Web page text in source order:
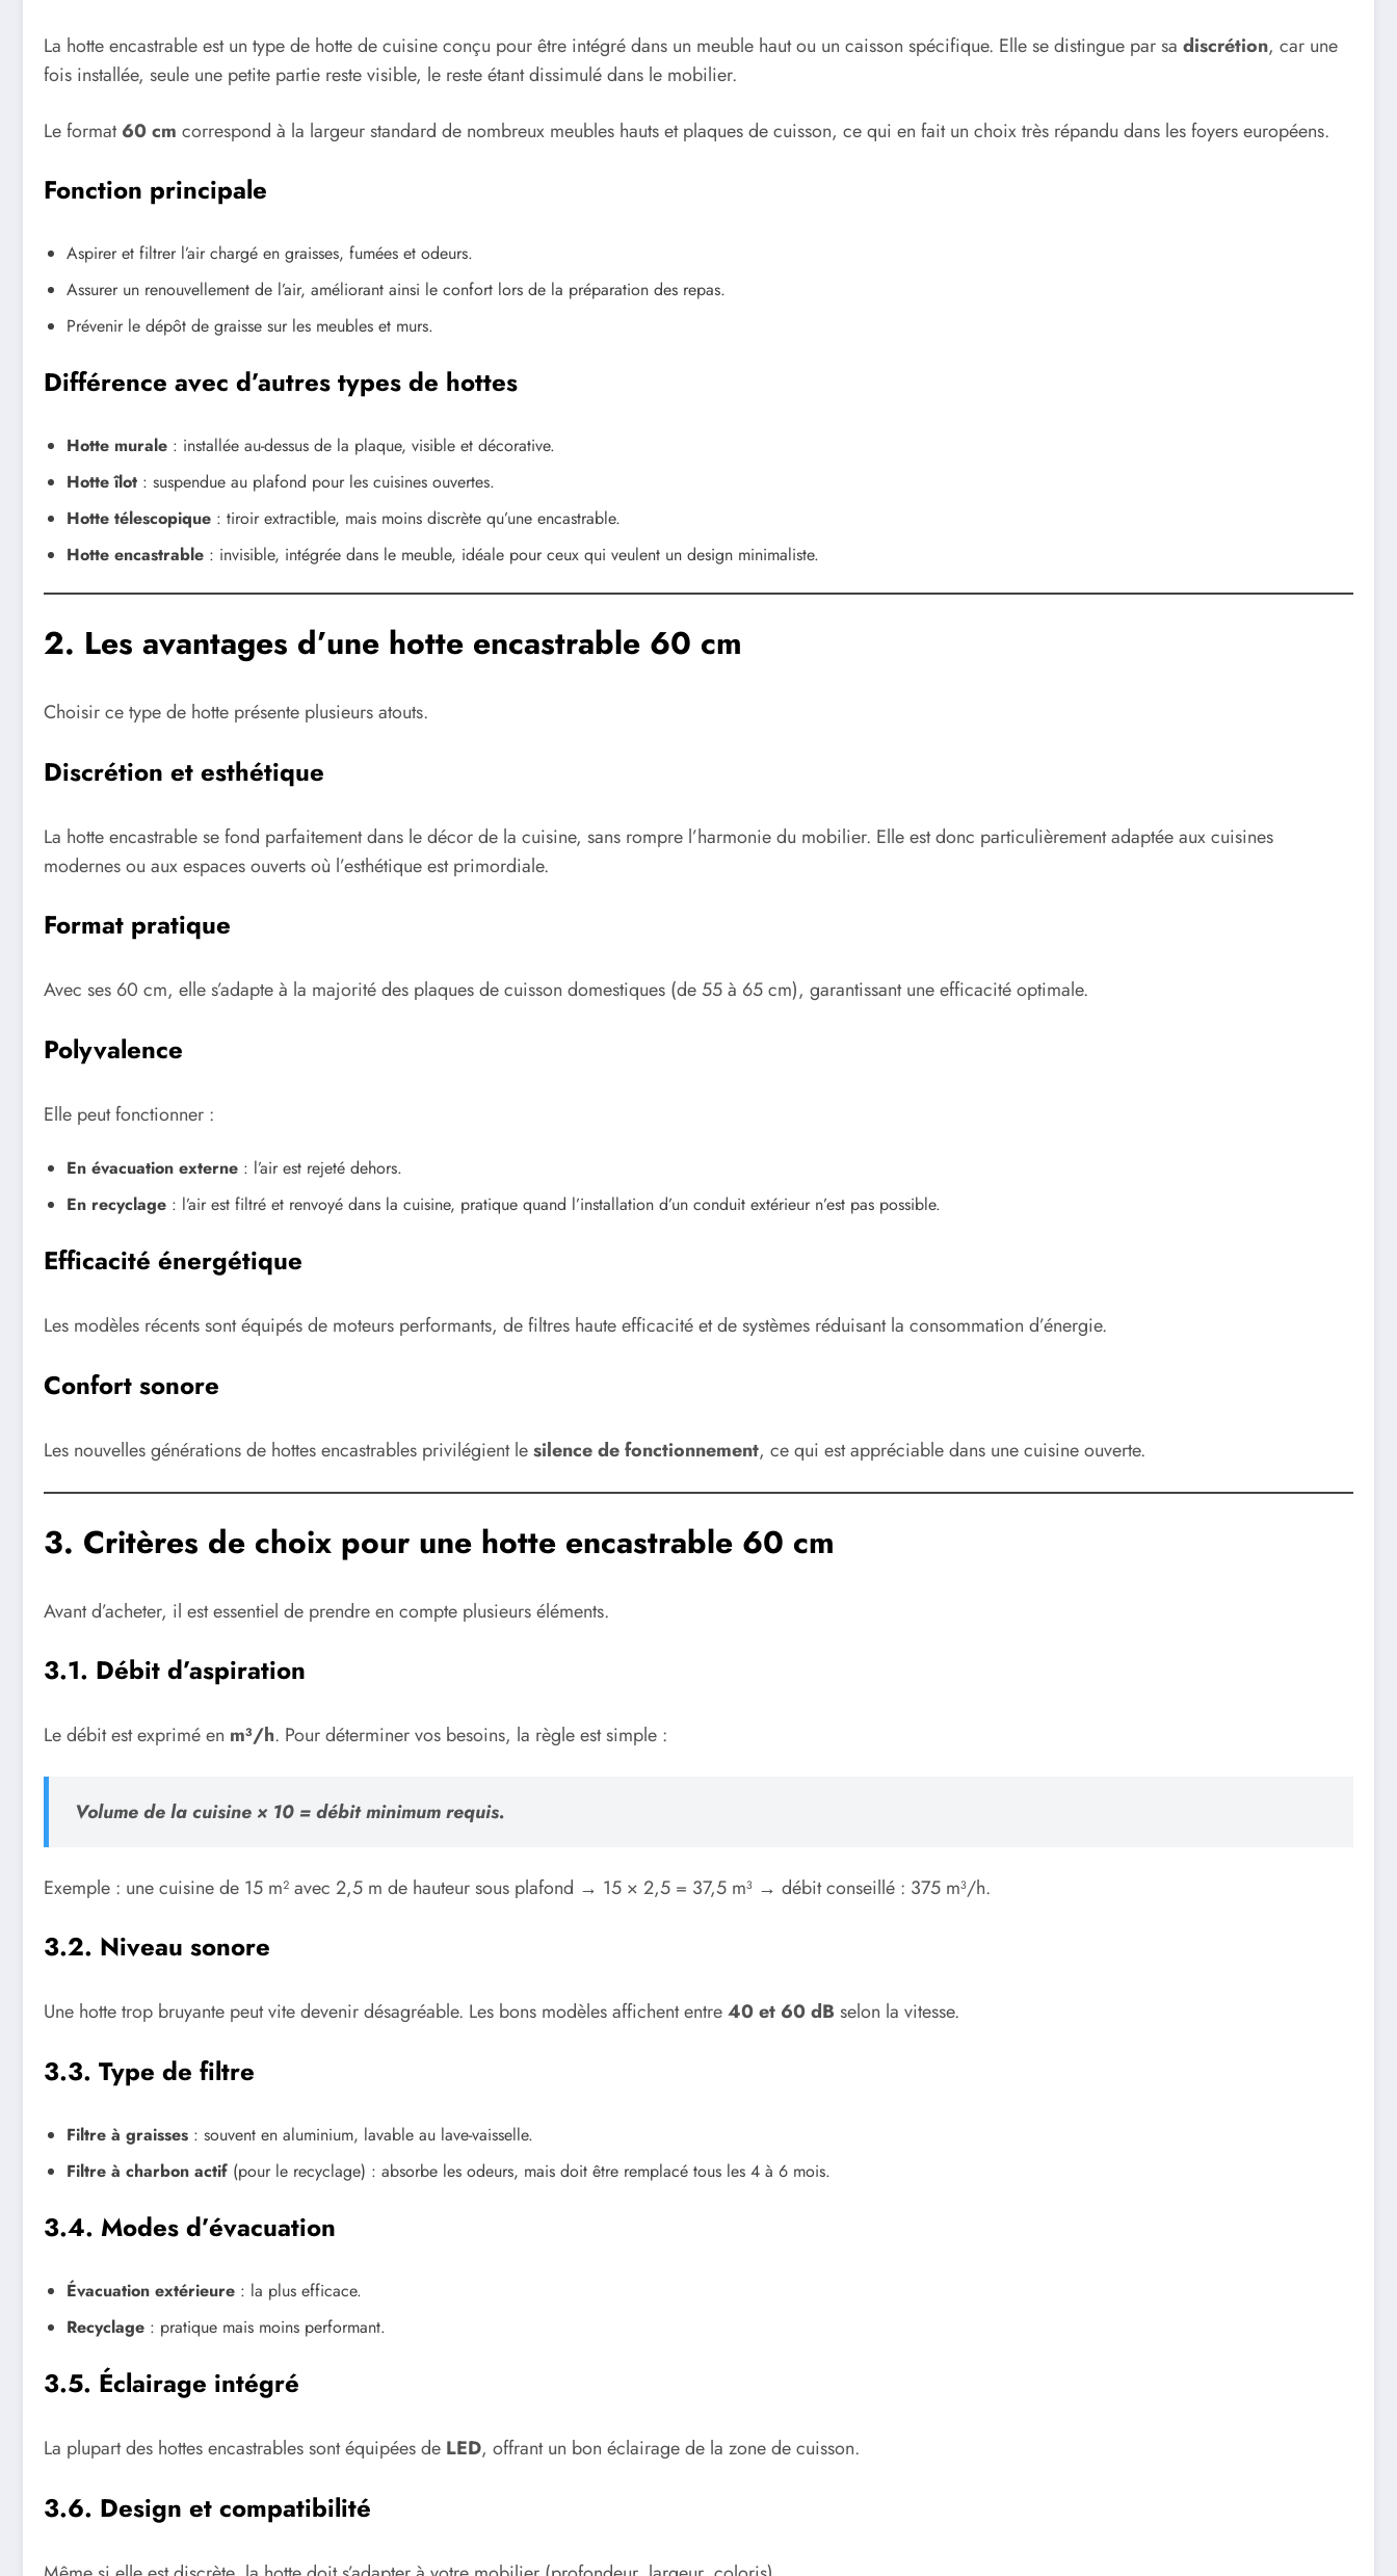
La hotte encastrable est un type de hotte de cuisine conçu pour être intégré dans un meuble haut ou un caisson spécifique. Elle se distingue par sa discrétion, car une
fois installée, seule une petite partie reste visible, le reste étant dissimulé dans le mobilier.
Le format60 cm correspond à la largeur standard de nombreux meubles hauts et plaques de cuisson, ce qui en fait un choix très répandu dans les foyers européens.
Fonction principale
Aspirer et filtrer l’air chargé en graisses, fumées et odeurs.
Assurer un renouvellement de l’air, améliorant ainsi le confort lors de la préparation des repas.
Prévenir le dépôt de graisse sur les meubles et murs.
Différence avec d’autres types de hottes
Hotte murale : installée au-dessus de la plaque, visible et décorative.
Hotte îlot : suspendue au plafond pour les cuisines ouvertes.
Hotte télescopique : tiroir extractible, mais moins discrète qu’une encastrable.
Hotte encastrable : invisible, intégrée dans le meuble, idéale pour ceux qui veulent un design minimaliste.
2. Les avantages d’une hotte encastrable 60 cm
Choisir ce type de hotte présente plusieurs atouts.
Discrétion et esthétique
La hotte encastrable se fond parfaitement dans le décor de la cuisine, sans rompre l’harmonie du mobilier. Elle est donc particulièrement adaptée aux cuisines
modernes ou aux espaces ouverts où l’esthétique est primordiale.
Format pratique
Avec ses 60 cm, elle s’adapte à la majorité des plaques de cuisson domestiques (de 55 à 65 cm), garantissant une efficacité optimale.
Polyvalence
Elle peut fonctionner :
En évacuation externe : l’air est rejeté dehors.
En recyclage : l’air est filtré et renvoyé dans la cuisine, pratique quand l’installation d’un conduit extérieur n’est pas possible.
Efficacité énergétique
Les modèles récents sont équipés de moteurs performants, de filtres haute efficacité et de systèmes réduisant la consommation d’énergie.
Confort sonore
Les nouvelles générations de hottes encastrables privilégient lesilence de fonctionnement, ce qui est appréciable dans une cuisine ouverte.
3. Critères de choix pour une hotte encastrable 60 cm
Avant d’acheter, il est essentiel de prendre en compte plusieurs éléments.
3.1. Débit d’aspiration
Le débit est exprimé en m³/h. Pour déterminer vos besoins, la règle est simple :
Volume de la cuisine × 10 = débit minimum requis.
Exemple : une cuisine de 15 m² avec 2,5 m de hauteur sous plafond → 15 × 2,5 = 37,5 m³ → débit conseillé : 375 m³/h.
3.2. Niveau sonore
Une hotte trop bruyante peut vite devenir désagréable. Les bons modèles affichent entre40 et 60 dB selon la vitesse.
3.3. Type de filtre
Filtre à graisses : souvent en aluminium, lavable au lave-vaisselle.
Filtre à charbon actif (pour le recyclage) : absorbe les odeurs, mais doit être remplacé tous les 4 à 6 mois.
3.4. Modes d’évacuation
Évacuation extérieure : la plus efficace.
Recyclage : pratique mais moins performant.
3.5. Éclairage intégré
La plupart des hottes encastrables sont équipées de LED, offrant un bon éclairage de la zone de cuisson.
3.6. Design et compatibilité